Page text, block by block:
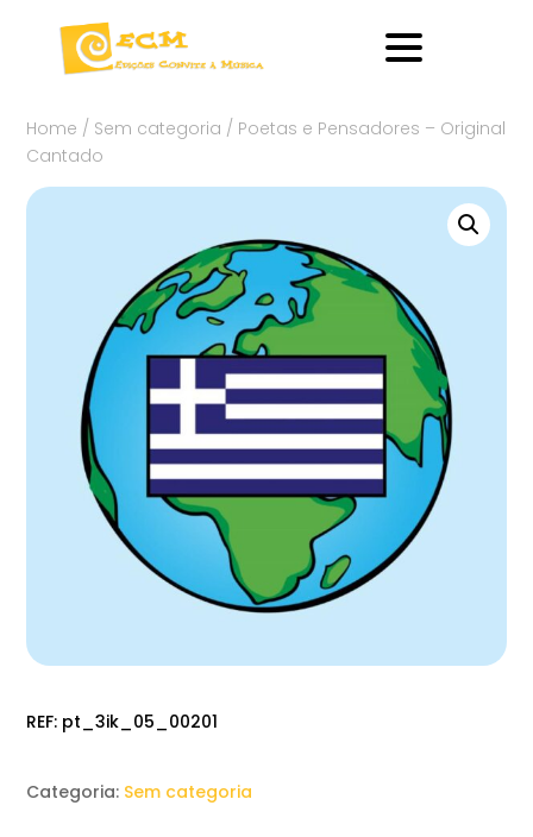
Home / Sem categoria / Poetas e Pensadores – Original
Cantado
REF: pt_3ik_05_00201
Categoria: Sem categoria